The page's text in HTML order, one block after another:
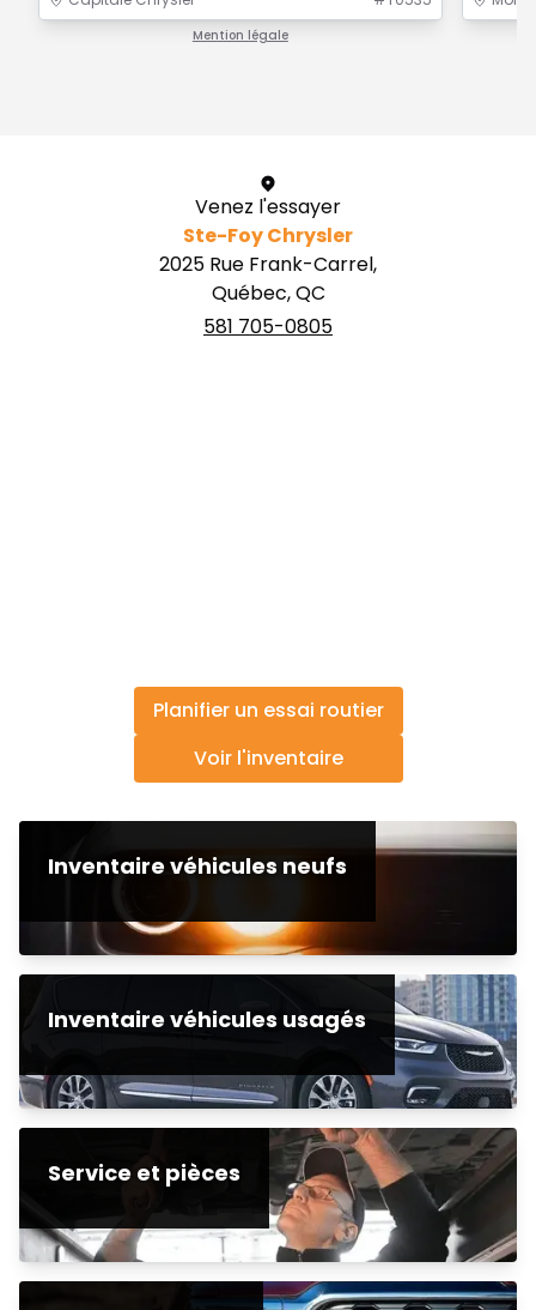
Mention légale
Venez l'essayer
Ste-Foy Chrysler
2025 Rue Frank-Carrel,
Québec, QC
581 705-0805
Planifier un essai routier
Voir l'inventaire
Inventaire véhicules neufs
Inventaire véhicules usagés
Service et pièces